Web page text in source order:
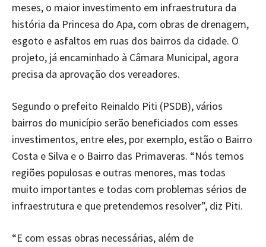
meses, o maior investimento em infraestrutura da
história da Princesa do Apa, com obras de drenagem,
esgoto e asfaltos em ruas dos bairros da cidade. O
projeto, já encaminhado à Câmara Municipal, agora
precisa da aprovação dos vereadores.
Segundo o prefeito Reinaldo Piti (PSDB), vários
bairros do município serão beneficiados com esses
investimentos, entre eles, por exemplo, estão o Bairro
Costa e Silva e o Bairro das Primaveras. “Nós temos
regiões populosas e outras menores, mas todas
muito importantes e todas com problemas sérios de
infraestrutura e que pretendemos resolver”, diz Piti.
“E com essas obras necessárias, além de